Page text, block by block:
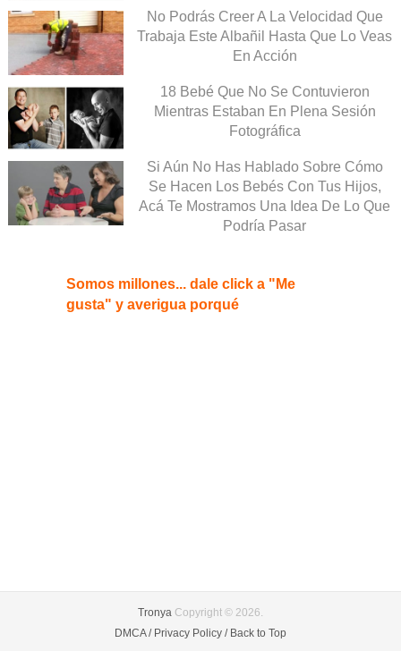
No Podrás Creer A La Velocidad Que
Trabaja Este Albañil Hasta Que Lo Veas
En Acción
18 Bebé Que No Se Contuvieron
Mientras Estaban En Plena Sesión
Fotográfica
Si Aún No Has Hablado Sobre Cómo
Se Hacen Los Bebés Con Tus Hijos,
Acá Te Mostramos Una Idea De Lo Que
Podría Pasar
Somos millones... dale click a "Me
gusta" y averigua porqué
Tronya Copyright © 2026.
DMCA / Privacy Policy / Back to Top